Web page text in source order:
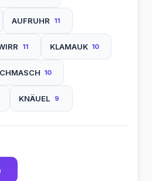
AUFRUHR 11
11 KLAMAUK 10
10
KNÄUEL 9